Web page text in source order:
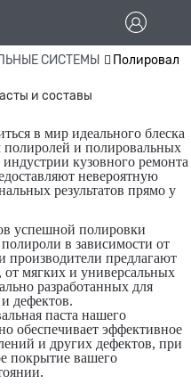
СИСТЕМЫ
и составы
в мир идеального блеска
и полировальных
кузовного ремонта
невероятную
результатов прямо у
успешной полировки
в зависимости от
производители предлагают
мягких и универсальных
разработанных для
дефектов.
паста нашего
обеспечивает эффективное
и других дефектов, при
покрытие вашего